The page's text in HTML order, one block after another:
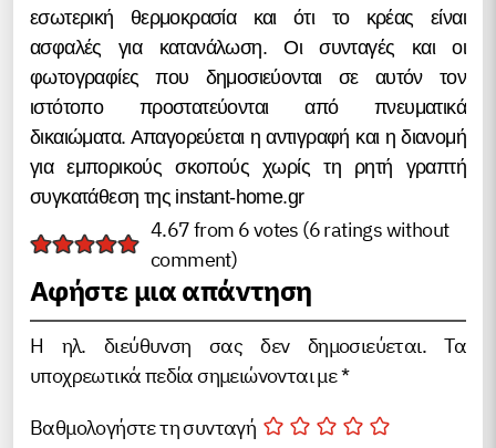
εσωτερική θερμοκρασία και ότι το κρέας είναι
ασφαλές για κατανάλωση. Οι συνταγές και οι
φωτογραφίες που δημοσιεύονται σε αυτόν τον
ιστότοπο προστατεύονται από πνευματικά
δικαιώματα. Απαγορεύεται η αντιγραφή και η διανομή
για εμπορικούς σκοπούς χωρίς τη ρητή γραπτή
συγκατάθεση της instant-home.gr
4.67 from 6 votes (6 ratings without
comment)
Αφήστε μια απάντηση
Η ηλ. διεύθυνση σας δεν δημοσιεύεται.
Τα
υποχρεωτικά πεδία σημειώνονται με*
Βαθμολογήστε τη συνταγή